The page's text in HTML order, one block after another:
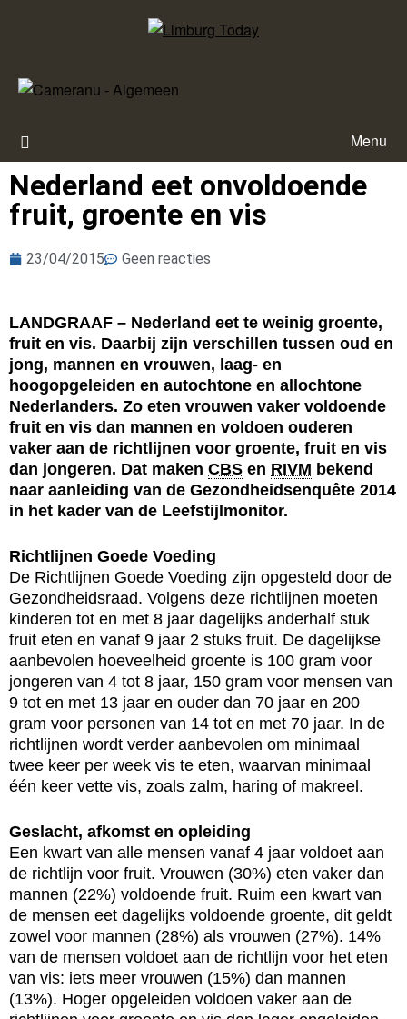
Menu
Nederland eet onvoldoende
fruit, groente en vis
23/04/2015 Geen reacties
LANDGRAAF – Nederland eet te weinig groente,
fruit en vis. Daarbij zijn verschillen tussen oud en
jong, mannen en vrouwen, laag- en
hoogopgeleiden en autochtone en allochtone
Nederlanders. Zo eten vrouwen vaker voldoende
fruit en vis dan mannen en voldoen ouderen
vaker aan de richtlijnen voor groente, fruit en vis
dan jongeren. Dat maken CBS en RIVM bekend
naar aanleiding van de Gezondheidsenquête 2014
in het kader van de Leefstijlmonitor.
Richtlijnen Goede Voeding
De Richtlijnen Goede Voeding zijn opgesteld door de
Gezondheidsraad. Volgens deze richtlijnen moeten
kinderen tot en met 8 jaar dagelijks anderhalf stuk
fruit eten en vanaf 9 jaar 2 stuks fruit. De dagelijkse
aanbevolen hoeveelheid groente is 100 gram voor
jongeren van 4 tot 8 jaar, 150 gram voor mensen van
9 tot en met 13 jaar en ouder dan 70 jaar en 200
gram voor personen van 14 tot en met 70 jaar. In de
richtlijnen wordt verder aanbevolen om minimaal
twee keer per week vis te eten, waarvan minimaal
één keer vette vis, zoals zalm, haring of makreel.
Geslacht, afkomst en opleiding
Een kwart van alle mensen vanaf 4 jaar voldoet aan
de richtlijn voor fruit. Vrouwen (30%) eten vaker dan
mannen (22%) voldoende fruit. Ruim een kwart van
de mensen eet dagelijks voldoende groente, dit geldt
zowel voor mannen (28%) als vrouwen (27%). 14%
van de mensen voldoet aan de richtlijn voor het eten
van vis: iets meer vrouwen (15%) dan mannen
(13%). Hoger opgeleiden voldoen vaker aan de